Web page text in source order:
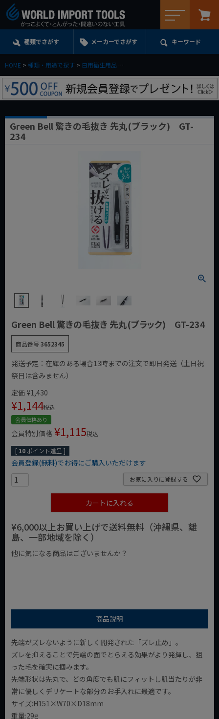
種類でさがす メーカーでさがす キーワード
HOME 種類・用途で探す 日用衛生用品
Green Bell 驚きの毛抜き 先丸(ブラック) GT-
234
Green Bell 驚きの毛抜き 先丸(ブラック) GT-234
商品番号3652345
発送予定：在庫のある場合13時までの注文で即日発送（土日祝
祭日は含みません）
定価 ¥1,430
¥1,144税込
会員価格あり
会員特別価格 ¥1,115税込
[ 10ポイント進呈 ]
会員登録(無料)でお得にご購入いただけます
お気に入りに登録する
カートに入れる
¥6,000以上お買い上げで送料無料（沖縄県、離
島、一部地域を除く）
他に気になる商品はございませんか？
商品説明
先端がズレないように新しく開発された「ズレ止め」。
ズレを抑えることで先端の面でとらえる効果がより発揮し、狙
った毛を確実に掴みます。
先端形状は先丸で、どの角度でも肌にフィットし肌当たりが非
常に優しくデリケートな部分のお手入れに最適です。
サイズ:H151×W70×D18mm
重量:29g